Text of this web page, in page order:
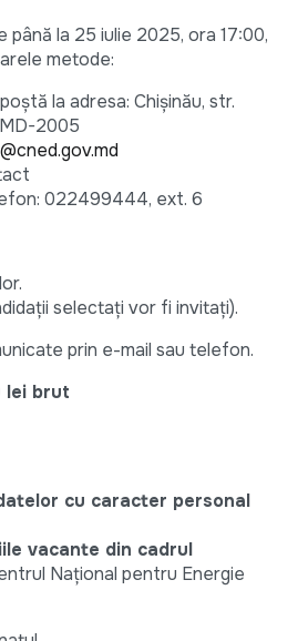
la 25 iulie 2025, ora 17:00,
metode:
la adresa: Chișinău, str.
2005
022499444, ext. 6
selectați vor fi invitați).
prin e-mail sau telefon.
lei brut
cu caracter personal
vacante din cadrul
Național pentru Energie